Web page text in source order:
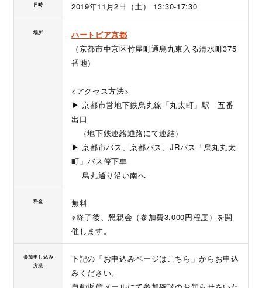
日時 2019年11月2日（土） 13:30-17:30
場所
ハートピア京都
（京都市中京区竹屋町通烏丸東入る清水町375
番地）
<アクセス方法>
▶ 京都市営地下鉄烏丸線「丸太町」駅 五番
出口
（地下鉄連絡通路にて連結）
▶ 京都市バス、京都バス、JRバス「烏丸丸太
町」バス停下車
烏丸通り沿い南へ
料金
無料
※終了後、懇親会（参加費3,000円程度）を開
催します。
参加申し込み
方法
下記の「お申込みページはこちら」からお申込
みください。